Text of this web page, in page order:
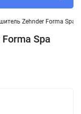
Zehnder Forma Spa
Spa